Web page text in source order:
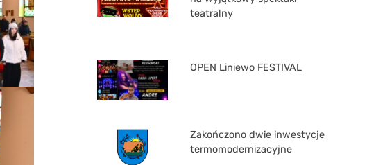
teatralny
OPEN Liniewo FESTIVAL
Zakończono dwie inwestycje
termomodernizacyjne